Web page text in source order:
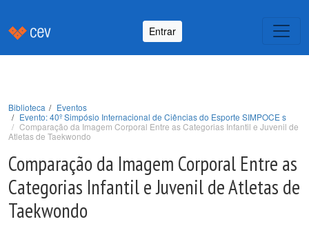
Entrar
Biblioteca
Eventos
Evento: 40º Simpósio Internacional de Ciências do Esporte SIMPOCE s
Comparação da Imagem Corporal Entre as Categorias Infantil e Juvenil de
Atletas de Taekwondo
Comparação da Imagem Corporal Entre as
Categorias Infantil e Juvenil de Atletas de
Taekwondo